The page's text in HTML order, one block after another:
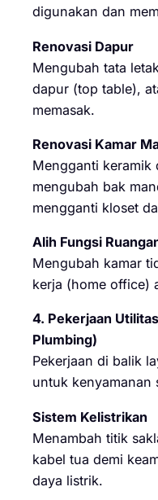
digunakan dan
Renovasi Dapur
Mengubah tata
dapur (top table),
memasak.
Renovasi Kamar
Mengganti keramik
mengubah bak
mengganti kloset
Alih Fungsi
Mengubah kamar
kerja (home office)
4. Pekerjaan
Plumbing)
Pekerjaan di balik
untuk kenyamanan
Sistem Kelistrikan
Menambah titik
kabel tua demi
daya listrik.